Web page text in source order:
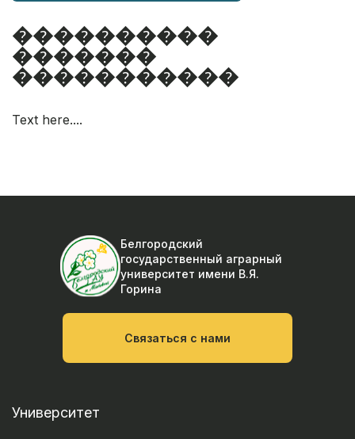
����������
�������
�����������
Text here....
Белгородский
государственный аграрный
университет имени В.Я.
Горина
Связаться с нами
Университет